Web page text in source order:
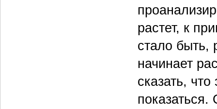
растет, к
стало быть,
начинает
сказать,
показаться.